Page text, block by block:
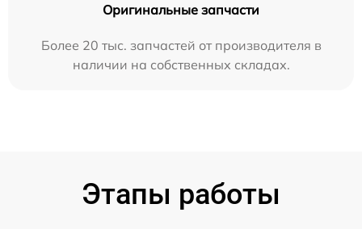
Оригинальные запчасти
Более 20 тыс. запчастей от производителя в
наличии на собственных складах.
Этапы работы